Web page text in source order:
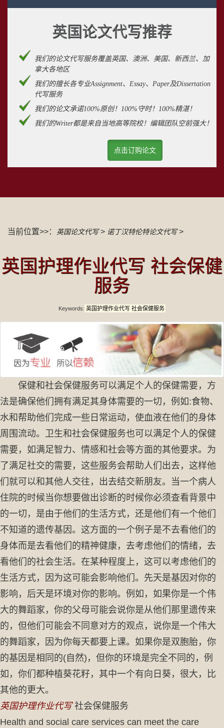
英国论文代写推荐
我们的论文代写服务覆盖英国、澳洲、美国、新西兰、加
拿大各地区
我们的擅长各专业Assignment、Essay、Paper及Dissertation
代写服务
我们的论文承诺100%原创！100%守时！100%精湛！
我们的Writer都是来自当地高等院校！编辑团队空前强大！
点击订购论文
当前位置>>： 英国论文代写> 诺丁汉特伦特论文代写>
英国护理作业代写 社会保健
服务
Keywords: 英国护理作业代写 社会保健服务
保健和社会保健服务可以满足个人的保健需要，方
法是确保他们拥有满足其身体需要的一切，例如:食物、
水和帮助他们完成一些日常运动，使血液在他们的身体
周围流动。卫生和社会保健服务也可以满足个人的保健
需要，如满足智力、情感和社会等方面的其他要求。为
了满足社交的需要，这些服务会帮助人们出去，这样他
们就可以和其他人交往，出去结交新朋友。当一个病人
住院的时候当你想要做出诊断的时候你必须查看背景中
的一切，是由于他们的生活方式，还是他们有一个他们
不知道的遗传基因。这方面的一个例子是不去看他们的
身体而是去看他们的精神健康，去考虑他们的情绪，去
看他们的社会生活。在某种程度上，这可以考虑他们的
生活方式，因为这可能会影响他们。先天是基因对你的
影响，后天是环境对你的影响。例如，如果你是一个伟
大的舞蹈家，你的父母可能会说你是从他们那里遗传来
的，但他们可能会不同意对方的观点，说你是一个伟大
的舞蹈家，因为你每天都要上课。如果你是双胞胎，你
的基因是相同的(自然)，但你的环境是完全不同的，例
如，你们都种植葵花籽，其中一个有向日葵，很大，比
其他的更大。
英国护理作业代写社会保健服务
Health and social care services can meet the care